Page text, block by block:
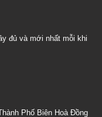
đủ và mới nhất mỗi khi
Phố Biên Hoà Đồng